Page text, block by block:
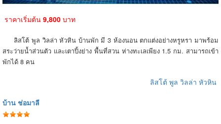
ราคาเริ่มต้น 9,800 บาท
ลิสโต้ พูล วิลล่า หัวหิน บ้านพัก มี 3 ห้องนอน ตกแต่งอย่างหรูหรา มาพร้อม
สระว่ายน้ำส่วนตัว และเตาปิ้งย่าง พื้นที่สวน ห่างทะเลเพียง 1.5 กม. สามารถเข้า
พักได้ 8 คน
ลิสโต้ พูล วิลล่า หัวหิน
บ้าน ช่อมาลี